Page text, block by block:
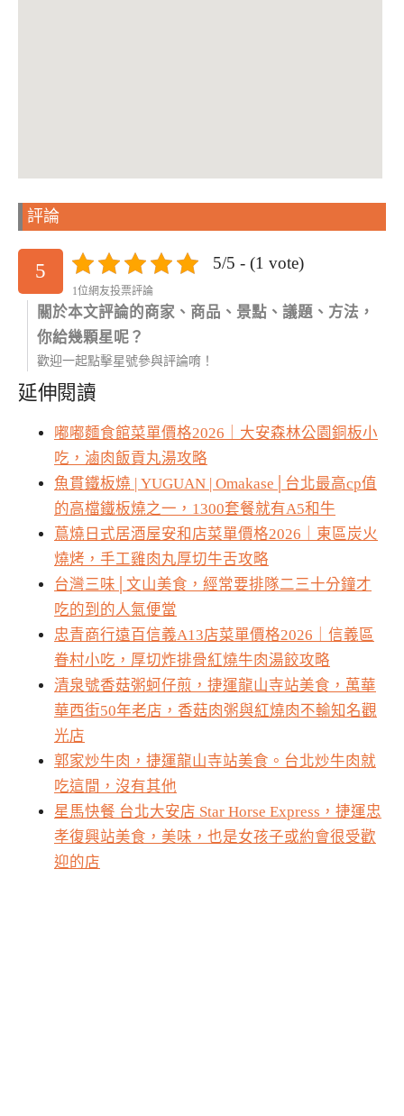
評論
5 5/5 - (1 vote)
1位網友投票評論
關於本文評論的商家、商品、景點、議題、方法，
你給幾顆星呢？
歡迎一起點擊星號參與評論唷！
延伸閱讀
嘟嘟麵食館菜單價格2026｜大安森林公園銅板小
吃，滷肉飯貢丸湯攻略
魚貫鐵板燒 | YUGUAN | Omakase│台北最高cp值
的高檔鐵板燒之一，1300套餐就有A5和牛
蔦燒日式居酒屋安和店菜單價格2026｜東區炭火
燒烤，手工雞肉丸厚切牛舌攻略
台灣三味│文山美食，經常要排隊二三十分鐘才
吃的到的人氣便當
忠青商行遠百信義A13店菜單價格2026｜信義區
眷村小吃，厚切炸排骨紅燒牛肉湯餃攻略
清泉號香菇粥蚵仔煎，捷運龍山寺站美食，萬華
華西街50年老店，香菇肉粥與紅燒肉不輸知名觀
光店
郭家炒牛肉，捷運龍山寺站美食。台北炒牛肉就
吃這間，沒有其他
星馬快餐 台北大安店 Star Horse Express，捷運忠
孝復興站美食，美味，也是女孩子或約會很受歡
迎的店